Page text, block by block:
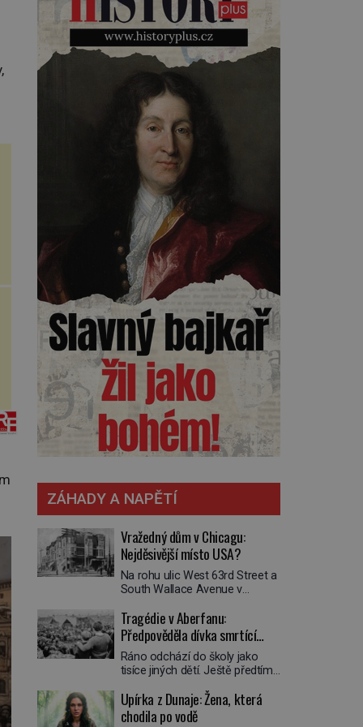
toho, napoví mu potetované
paže. Námořnická kérka je totiž
něco jako uniforma. Tetování
jako takové má velmi hlubokou
minulost. Tetovaný je už
pračlověk Ötzi, který zemřel […]
ZÁHADY A NAPĚTÍ
Vražedný dům v Chicagu:
Nejděsivější místo USA?
Na rohu ulic West 63rd Street a
South Wallace Avenue v
Nemá žádný speciální nápis ani
pamětní desku. A přesto prý
místní zaměstnanci neradi
chodí do sklepa. Právě tady
totiž sídlil sériový vrah H. H.
nejpropracovanější past na lidi
v dějinách americké
Tragédie v Aberfanu:
Předpověděla dívka smrtící
sesuv půdy?
Ráno odchází do školy jako
tisíce jiných dětí. Ještě předtím
snem. Ve škole, kterou dobře
zná, tentokrát nevidí budovu ani
Upírka z Dunaje: Žena, která
chodila po vodě